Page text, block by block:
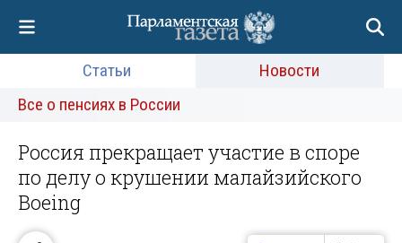
Статьи
Новости
Все о пенсиях в России
Россия прекращает участие в споре
по делу о крушении малайзийского
Boeing